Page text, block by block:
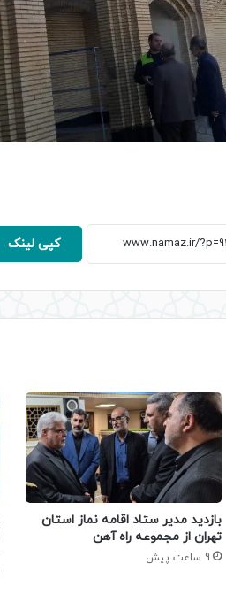
کپی لینک
بازدید مدیر ستاد اقامه نماز استان
تهران از مجموعه راه آهن
9 ساعت پیش